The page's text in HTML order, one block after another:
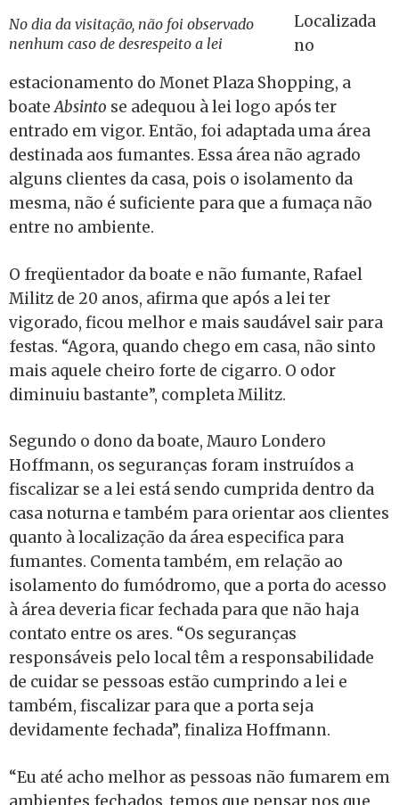
No dia da visitação, não foi observado
nenhum caso de desrespeito a lei
Localizada
no
estacionamento do Monet Plaza Shopping, a
boateAbsinto se adequou à lei logo após ter
entrado em vigor. Então, foi adaptada uma área
destinada aos fumantes. Essa área não agrado
alguns clientes da casa, pois o isolamento da
mesma, não é suficiente para que a fumaça não
entre no ambiente.
O freqüentador da boate e não fumante, Rafael
Militz de 20 anos, afirma que após a lei ter
vigorado, ficou melhor e mais saudável sair para
festas. “Agora, quando chego em casa, não sinto
mais aquele cheiro forte de cigarro. O odor
diminuiu bastante”, completa Militz.
Segundo o dono da boate, Mauro Londero
Hoffmann, os seguranças foram instruídos a
fiscalizar se a lei está sendo cumprida dentro da
casa noturna e também para orientar aos clientes
quanto à localização da área especifica para
fumantes. Comenta também, em relação ao
isolamento do fumódromo, que a porta do acesso
à área deveria ficar fechada para que não haja
contato entre os ares. “Os seguranças
responsáveis pelo local têm a responsabilidade
de cuidar se pessoas estão cumprindo a lei e
também, fiscalizar para que a porta seja
devidamente fechada”, finaliza Hoffmann.
“Eu até acho melhor as pessoas não fumarem em
ambientes fechados, temos que pensar nos que